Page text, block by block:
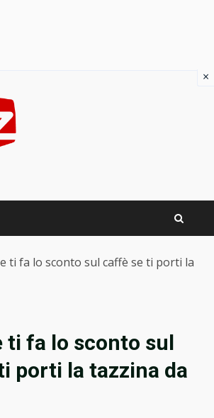
ti fa lo sconto sul caffè se ti porti la
ti fa lo sconto sul
porti la tazzina da
×